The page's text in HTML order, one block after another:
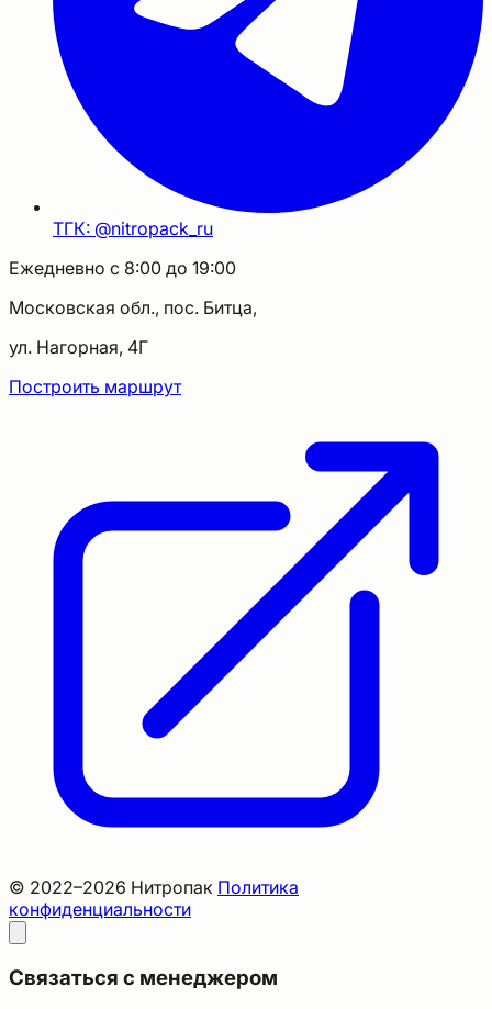
ТГК: @nitropack_ru
Ежедневно с 8:00 до 19:00
Московская обл., пос. Битца,
ул. Нагорная, 4Г
Построить маршрут
© 2022–2026 Нитропак Политика
конфиденциальности
Связаться с менеджером